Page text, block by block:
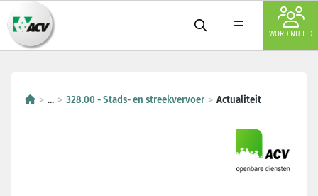
WORD NU LID
... 328.00 - Stads- en streekvervoer Actualiteit